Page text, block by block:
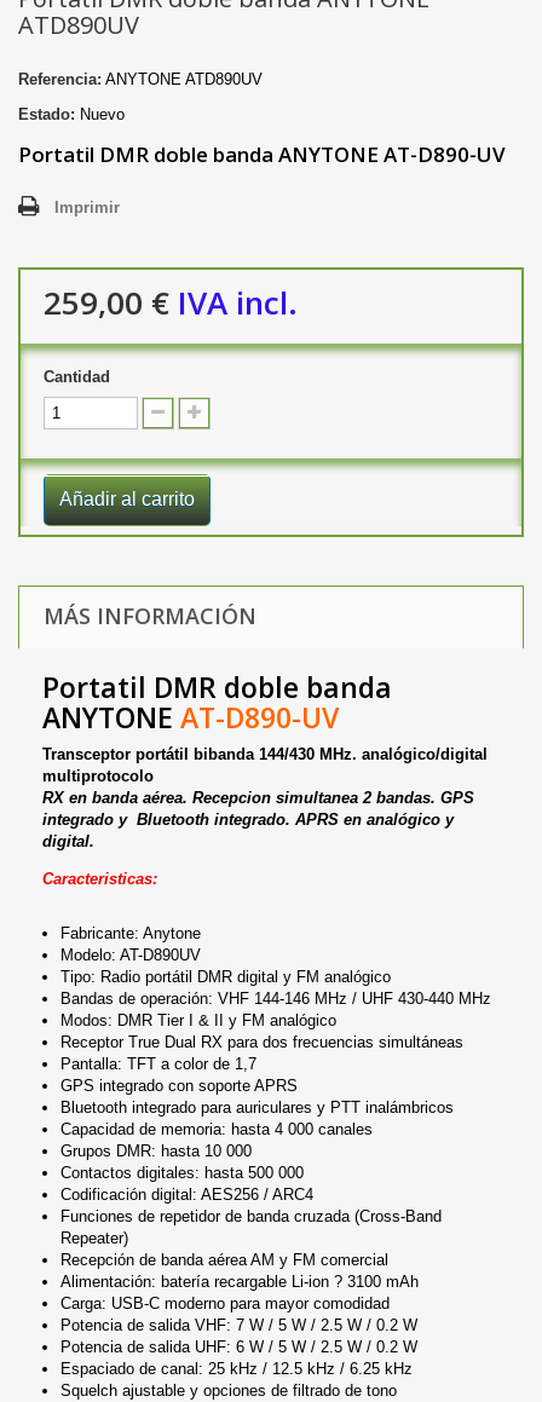
ATD890UV
Referencia: ANYTONE ATD890UV
Estado: Nuevo
Portatil DMR doble banda ANYTONE AT-D890-UV
Imprimir
259,00 € IVA incl.
Cantidad
Añadir al carrito
MÁS INFORMACIÓN
Portatil DMR doble banda
ANYTONE AT-D890-UV
Transceptor portátil bibanda 144/430 MHz. analógico/digital
multiprotocolo
RX en banda aérea. Recepcion simultanea 2 bandas. GPS
integrado y Bluetooth integrado. APRS en analógico y
digital.
Caracteristicas:
Fabricante: Anytone
Modelo: AT-D890UV
Tipo: Radio portátil DMR digital y FM analógico
Bandas de operación: VHF 144-146 MHz / UHF 430-440 MHz
Modos: DMR Tier I & II y FM analógico
Receptor True Dual RX para dos frecuencias simultáneas
Pantalla: TFT a color de 1,7
GPS integrado con soporte APRS
Bluetooth integrado para auriculares y PTT inalámbricos
Capacidad de memoria: hasta 4 000 canales
Grupos DMR: hasta 10 000
Contactos digitales: hasta 500 000
Codificación digital: AES256 / ARC4
Funciones de repetidor de banda cruzada (Cross-Band
Repeater)
Recepción de banda aérea AM y FM comercial
Alimentación: batería recargable Li-ion ? 3100 mAh
Carga: USB-C moderno para mayor comodidad
Potencia de salida VHF: 7 W / 5 W / 2.5 W / 0.2 W
Potencia de salida UHF: 6 W / 5 W / 2.5 W / 0.2 W
Espaciado de canal: 25 kHz / 12.5 kHz / 6.25 kHz
Squelch ajustable y opciones de filtrado de tono